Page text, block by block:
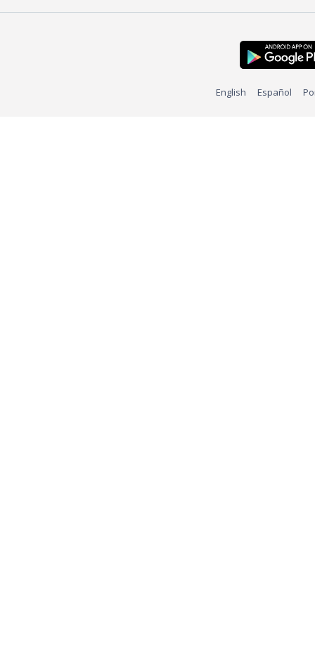
English Español